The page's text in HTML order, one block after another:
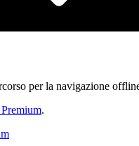
per la navigazione
.